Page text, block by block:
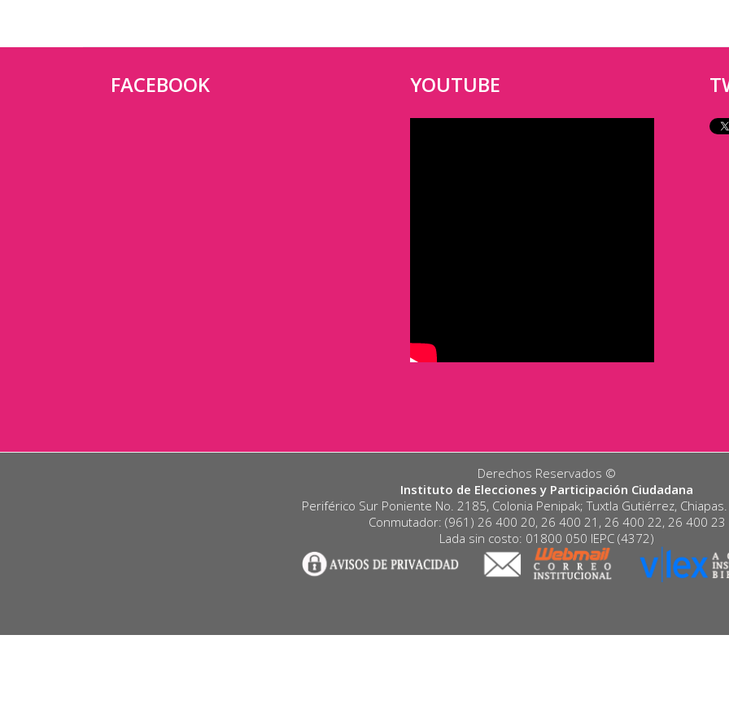
FACEBOOK YOUTUBE
Derechos Reservados ©️
Instituto de Elecciones y Participación Ciudadana
Periférico Sur Poniente No. 2185, Colonia Penipak; Tuxtla Gutiérrez,
Conmutador: (961) 26 400 20, 26 400 21, 26 400 22, 26 400 23
Lada sin costo: 01800 050 IEPC (4372)